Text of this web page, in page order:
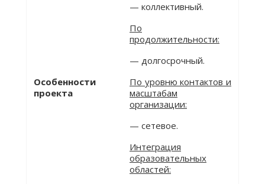
Особенности
проекта
— коллективный.
По
продолжительности:
— долгосрочный.
По уровню контактов и
масштабам
организации:
— сетевое.
Интеграция
образовательных
областей: